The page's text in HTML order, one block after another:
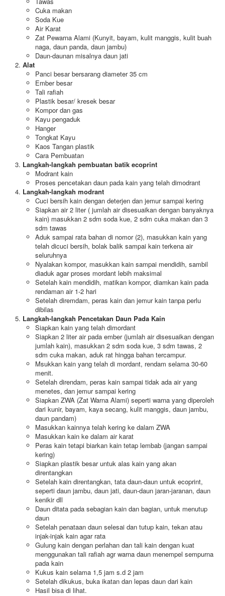
Cuka makan
Soda Kue
Air Karat
Zat Pewarna Alami (Kunyit, bayam, kulit manggis, kulit buah
naga, daun panda, daun jambu)
Daun-daunan misalnya daun jati
Alat
Panci besar bersarang diameter 35 cm
Ember besar
Tali rafiah
Plastik besar/ kresek besar
Kompor dan gas
Kayu pengaduk
Hanger
Tongkat Kayu
Kaos Tangan plastik
Cara Pembuatan
Langkah-langkah pembuatan batik ecoprint
Modrant kain
Proses pencetakan daun pada kain yang telah dimodrant
Langkah-langkah modrant
Cuci bersih kain dengan deterjen dan jemur sampai kering
Siapkan air 2 liter ( jumlah air disesuaikan dengan banyaknya
kain) masukkan 2 sdm soda kue, 2 sdm cuka makan dan 3
sdm tawas
Aduk sampai rata bahan di nomor (2), masukkan kain yang
telah dicuci bersih, bolak balik sampai kain terkena air
seluruhnya
Nyalakan kompor, masukkan kain sampai mendidih, sambil
diaduk agar proses mordant lebih maksimal
Setelah kain mendidih, matikan kompor, diamkan kain pada
rendaman air 1-2 hari
Setelah diremdam, peras kain dan jemur kain tanpa perlu
dibilas
Langkah-langkah Pencetakan Daun Pada Kain
Siapkan kain yang telah dimordant
Siapkan 2 liter air pada ember (jumlah air disesuaikan dengan
jumlah kain), masukkan 2 sdm soda kue, 3 sdm tawas, 2
sdm cuka makan, aduk rat hingga bahan tercampur.
Msukkan kain yang telah di mordant, rendam selama 30-60
menit.
Setelah direndam, peras kain sampai tidak ada air yang
menetes, dan jemur sampai kering
Siapkan ZWA (Zat Warna Alami) seperti warna yang diperoleh
dari kunir, bayam, kaya secang, kulit manggis, daun jambu,
daun pandam)
Masukkan kainnya telah kering ke dalam ZWA
Masukkan kain ke dalam air karat
Peras kain tetapi biarkan kain tetap lembab (jangan sampai
kering)
Siapkan plastik besar untuk alas kain yang akan
direntangkan
Setelah kain direntangkan, tata daun-daun untuk ecoprint,
seperti daun jambu, daun jati, daun-daun jaran-jaranan, daun
kenikir dll
Daun ditata pada sebagian kain dan bagian, untuk menutup
daun
Setelah penataan daun selesai dan tutup kain, tekan atau
injak-injak kain agar rata
Gulung kain dengan perlahan dan tali kain dengan kuat
menggunakan tali rafiah agr warna daun menempel sempurna
pada kain
Kukus kain selama 1,5 jam s.d 2 jam
Setelah dikukus, buka ikatan dan lepas daun dari kain
Hasil bisa di lihat.